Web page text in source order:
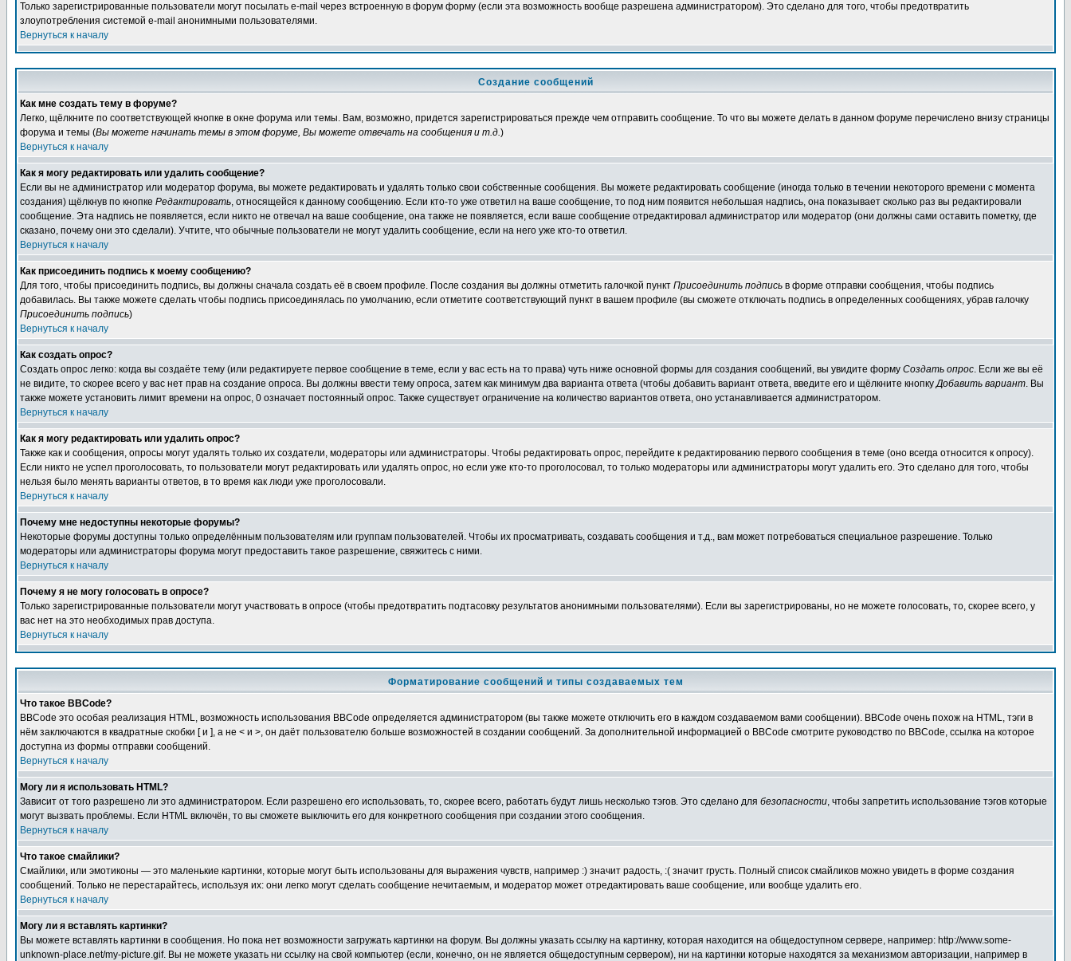
Только зарегистрированные пользователи могут посылать e-mail через встроенную в форум форму (если эта возможность вообще разрешена администратором). Это сделано для того, чтобы предотвратить
злоупотребления системой e-mail анонимными пользователями.
Вернуться к началу
Создание сообщений
Как мне создать тему в форуме?
Легко, щёлкните по соответствующей кнопке в окне форума или темы. Вам, возможно, придется зарегистрироваться прежде чем отправить сообщение. То что вы можете делать в данном форуме перечислено внизу страницы
форума и темы (Вы можете начинать темы в этом форуме, Вы можете отвечать на сообщения и т.д.)
Вернуться к началу
Как я могу редактировать или удалить сообщение?
Если вы не администратор или модератор форума, вы можете редактировать и удалять только свои собственные сообщения. Вы можете редактировать сообщение (иногда только в течении некоторого времени с момента
создания) щёлкнув по кнопке Редактировать, относящейся к данному сообщению. Если кто-то уже ответил на ваше сообщение, то под ним появится небольшая надпись, она показывает сколько раз вы редактировали
сообщение. Эта надпись не появляется, если никто не отвечал на ваше сообщение, она также не появляется, если ваше сообщение отредактировал администратор или модератор (они должны сами оставить пометку, где
сказано, почему они это сделали). Учтите, что обычные пользователи не могут удалить сообщение, если на него уже кто-то ответил.
Вернуться к началу
Как присоединить подпись к моему сообщению?
Для того, чтобы присоединить подпись, вы должны сначала создать её в своем профиле. После создания вы должны отметить галочкой пункт Присоединить подпись в форме отправки сообщения, чтобы подпись
добавилась. Вы также можете сделать чтобы подпись присоединялась по умолчанию, если отметите соответствующий пункт в вашем профиле (вы сможете отключать подпись в определенных сообщениях, убрав галочку
Присоединить подпись)
Вернуться к началу
Как создать опрос?
Создать опрос легко: когда вы создаёте тему (или редактируете первое сообщение в теме, если у вас есть на то права) чуть ниже основной формы для создания сообщений, вы увидите форму Создать опрос. Если же вы её
не видите, то скорее всего у вас нет прав на создание опроса. Вы должны ввести тему опроса, затем как минимум два варианта ответа (чтобы добавить вариант ответа, введите его и щёлкните кнопкуДобавить вариант. Вы
также можете установить лимит времени на опрос, 0 означает постоянный опрос. Также существует ограничение на количество вариантов ответа, оно устанавливается администратором.
Вернуться к началу
Как я могу редактировать или удалить опрос?
Также как и сообщения, опросы могут удалять только их создатели, модераторы или администраторы. Чтобы редактировать опрос, перейдите к редактированию первого сообщения в теме (оно всегда относится к опросу).
Если никто не успел проголосовать, то пользователи могут редактировать или удалять опрос, но если уже кто-то проголосовал, то только модераторы или администраторы могут удалить его. Это сделано для того, чтобы
нельзя было менять варианты ответов, в то время как люди уже проголосовали.
Вернуться к началу
Почему мне недоступны некоторые форумы?
Некоторые форумы доступны только определённым пользователям или группам пользователей. Чтобы их просматривать, создавать сообщения и т.д., вам может потребоваться специальное разрешение. Только
модераторы или администраторы форума могут предоставить такое разрешение, свяжитесь с ними.
Вернуться к началу
Почему я не могу голосовать в опросе?
Только зарегистрированные пользователи могут участвовать в опросе (чтобы предотвратить подтасовку результатов анонимными пользователями). Если вы зарегистрированы, но не можете голосовать, то, скорее всего, у
вас нет на это необходимых прав доступа.
Вернуться к началу
Форматирование сообщений и типы создаваемых тем
Что такое BBCode?
BBCode это особая реализация HTML, возможность использования BBCode определяется администратором (вы также можете отключить его в каждом создаваемом вами сообщении). BBCode очень похож на HTML, тэги в
нём заключаются в квадратные скобки [ и ], а не < и >, он даёт пользователю больше возможностей в создании сообщений. За дополнительной информацией о BBCode смотрите руководство по BBCode, ссылка на которое
доступна из формы отправки сообщений.
Вернуться к началу
Могу ли я использовать HTML?
Зависит от того разрешено ли это администратором. Если разрешено его использовать, то, скорее всего, работать будут лишь несколько тэгов. Это сделано для безопасности, чтобы запретить использование тэгов которые
могут вызвать проблемы. Если HTML включён, то вы сможете выключить его для конкретного сообщения при создании этого сообщения.
Вернуться к началу
Что такое смайлики?
Смайлики, или эмотиконы — это маленькие картинки, которые могут быть использованы для выражения чувств, например :) значит радость, :( значит грусть. Полный список смайликов можно увидеть в форме создания
сообщений. Только не перестарайтесь, используя их: они легко могут сделать сообщение нечитаемым, и модератор может отредактировать ваше сообщение, или вообще удалить его.
Вернуться к началу
Могу ли я вставлять картинки?
Вы можете вставлять картинки в сообщения. Но пока нет возможности загружать картинки на форум. Вы должны указать ссылку на картинку, которая находится на общедоступном сервере, например: http://www.some-
unknown-place.net/my-picture.gif. Вы не можете указать ни ссылку на свой компьютер (если, конечно, он не является общедоступным сервером), ни на картинки которые находятся за механизмом авторизации, например в